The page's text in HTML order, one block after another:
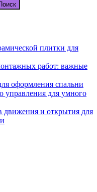
плитки для
работ: важные
оформления спальни
управления для умного
движения и открытия для